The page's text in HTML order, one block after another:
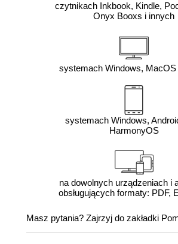
czytnikach Inkbook, Kindle,
Onyx Booxs i innych
systemach Windows, MacOS
systemach Windows,
HarmonyOS
na dowolnych urządzeniach i
obsługujących formaty: PDF,
Masz pytania? Zajrzyj do zakładki